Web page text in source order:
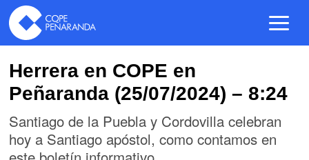
Herrera en COPE en
Peñaranda (25/07/2024) – 8:24
Santiago de la Puebla y Cordovilla celebran
hoy a Santiago apóstol, como contamos en